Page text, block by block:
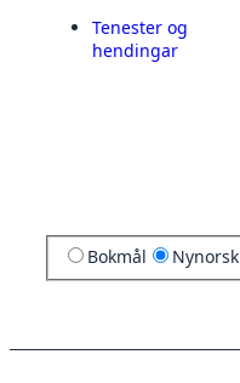
Tenester og
hendingar
Bokmål Nynorsk